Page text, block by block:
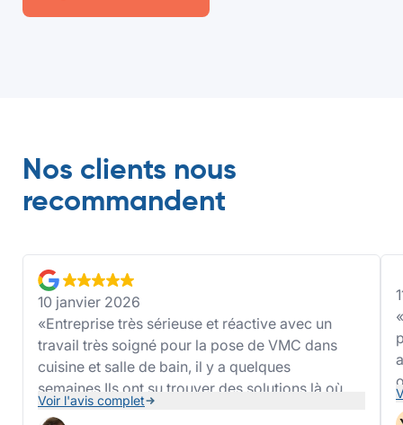
Nos clients nous
recommandent
10 janvier 2026
Entreprise très sérieuse et réactive avec un
travail très soigné pour la pose de VMC dans
cuisine et salle de bain, il y a quelques
semaines.Ils ont su trouver des solutions là où
d'autres entreprises nous ont dit pas possible
Voir l'avis complet